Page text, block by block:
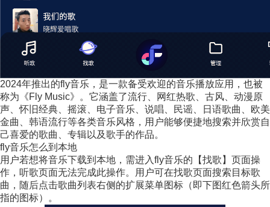
2024年推出的fly音乐，是一款备受欢迎的音乐播放应用，也被
称为《Fly Music》。它涵盖了流行、网红热歌、古风、动漫原
声、怀旧经典、摇滚、电子音乐、说唱、民谣、日语歌曲、欧美
金曲、韩语流行等各类音乐风格，用户能够便捷地搜索并欣赏自
己喜爱的歌曲、专辑以及歌手的作品。
fly音乐怎么到本地
用户若想将音乐下载到本地，需进入fly音乐的【找歌】页面操
作，听歌页面无法完成此操作。用户可在找歌页面搜索目标歌
曲，随后点击歌曲列表右侧的扩展菜单图标（即下图红色箭头所
指的图标）。